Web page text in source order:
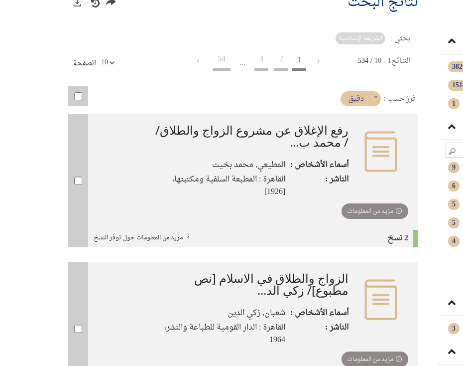
بحثي : الشريعة الإسلامية
النتائج1
-
10
/ 534
1
2
3
...
54
10 الصفحة
فرز حسب : (imediat
تأثير)
دقيق
رفع الإغلاق عن مشروع الزواج والطلاق/
/ محمد ب...
أسماء الأشخاص : المطيعي, محمد بخيت
الناشر :
القاهرة : المطبعة السلفية ومكتبتها،
[1926]
مزيد من المعلومات
2 نسخ مزيد من المعلومات حول توفر النسخ
الزواج والطلاق في الاسلام [نص
مطبوع]/ زكي الد...
أسماء الأشخاص : شعبان, زكي الدين
الناشر :
القاهرة : الدار القومية للطباعة والنشر،
1964
مزيد من المعلومات
382
151
1
9
6
5
5
4
3